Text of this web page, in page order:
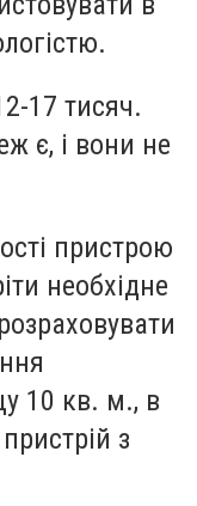
17 тисяч.
є, і вони не
пристрою
необхідне
10 кв. м., в
з